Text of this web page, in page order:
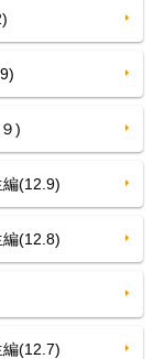
)
(12.9)
(12.8)
(12.7)